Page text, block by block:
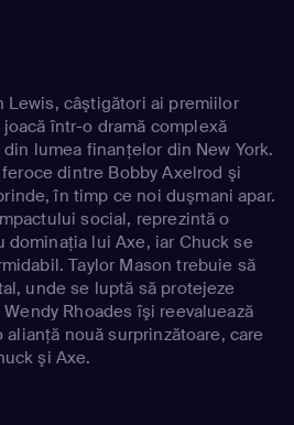
Lewis, câştigători ai premiilor
într-o dramă complexă
lumea finanţelor din New York.
dintre Bobby Axelrod şi
în timp ce noi duşmani apar.
social, reprezintă o
dominaţia lui Axe, iar Chuck se
Taylor Mason trebuie să
unde se luptă să protejeze
Rhoades îşi reevaluează
nouă surprinzătoare, care
şi Axe.